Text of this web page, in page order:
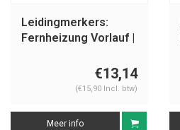
Leidingmerkers:
Fernheizung Vorlauf |
€13,14
(€15,90 Incl. btw)
Meer info